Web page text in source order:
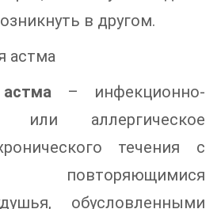
в другом.
астма
– инфекционно-
или аллергическое
течения с
повторяющимися
обусловленными